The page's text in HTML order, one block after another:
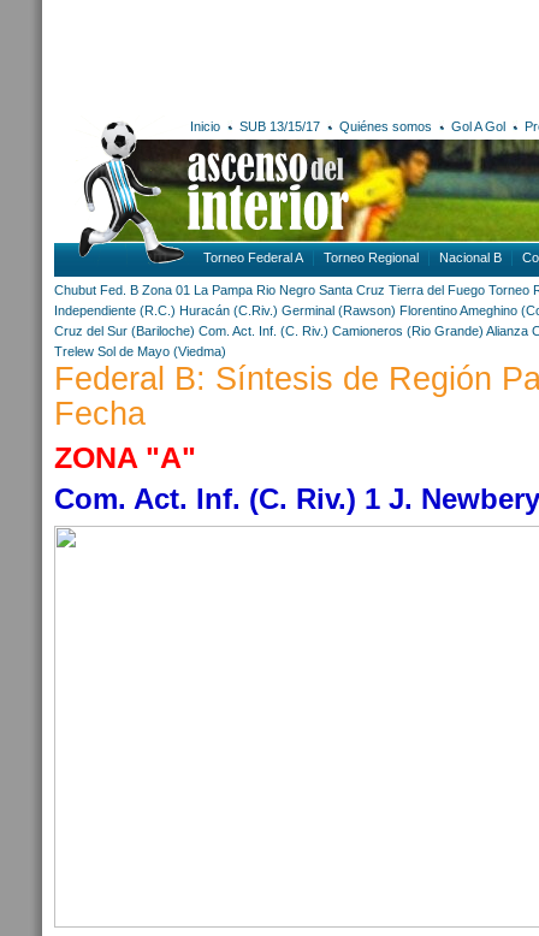
Inicio SUB 13/15/17 Quiénes somos Gol A Gol
Torneo Federal A Torneo Regional Nacional B
Chubut Fed. B Zona 01 La Pampa Rio Negro Santa Cruz Tierra del Fuego Torneo
Independiente (R.C.) Huracán (C.Riv.) Germinal (Rawson) Florentino Ameghino
Cruz del Sur (Bariloche) Com. Act. Inf. (C. Riv.) Camioneros (Rio Grande) Alianza
Trelew Sol de Mayo (Viedma)
Federal B: Síntesis de Región
Fecha
ZONA "A"
Com. Act. Inf. (C. Riv.) 1 J.